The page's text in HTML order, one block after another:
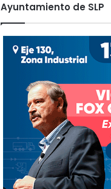
Ayuntamiento de SLP